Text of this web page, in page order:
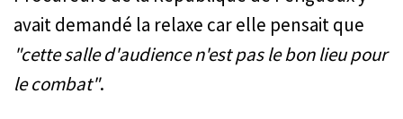
avait demandé la relaxe car elle pensait que
"cette salle d'audience n'est pas le bon lieu pour
le combat".